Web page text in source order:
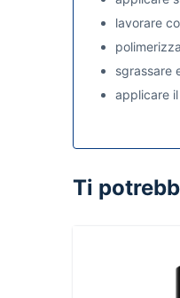
lavorare
sgrassare
applicare
Ti